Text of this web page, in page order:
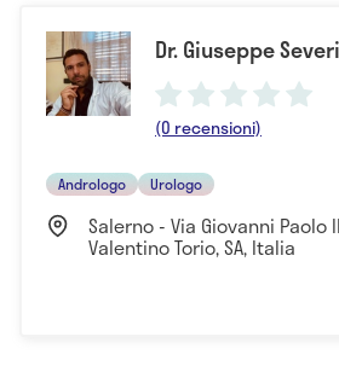
Dr. Giuseppe
(0 recensioni)
Andrologo Urologo
Salerno - Via Giovanni Paolo
Valentino Torio, SA, Italia